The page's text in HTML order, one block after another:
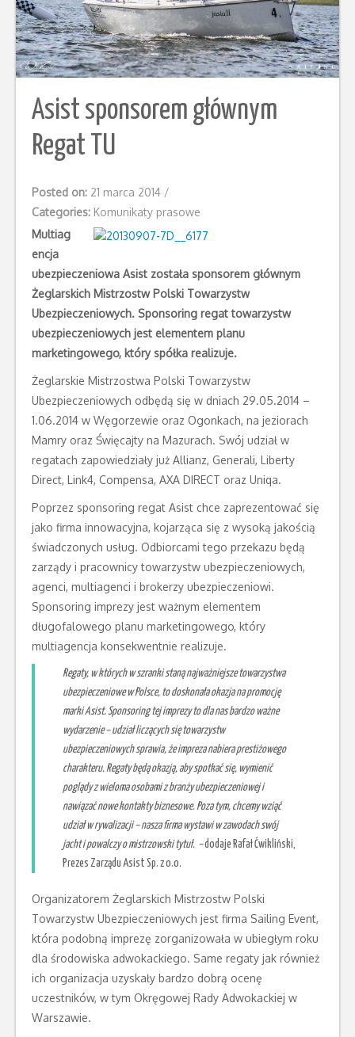
Asist sponsorem głównym
Regat TU
Posted on: 21 marca 2014 /
Categories: Komunikaty prasowe
Multiag
encja
ubezpieczeniowa Asist została sponsorem głównym
Żeglarskich Mistrzostw Polski Towarzystw
Ubezpieczeniowych. Sponsoring regat towarzystw
ubezpieczeniowych jest elementem planu
marketingowego, który spółka realizuje.
Żeglarskie Mistrzostwa Polski Towarzystw
Ubezpieczeniowych odbędą się w dniach 29.05.2014 –
1.06.2014 w Węgorzewie oraz Ogonkach, na jeziorach
Mamry oraz Święcajty na Mazurach. Swój udział w
regatach zapowiedziały już Allianz, Generali, Liberty
Direct, Link4, Compensa, AXA DIRECT oraz Uniqa.
Poprzez sponsoring regat Asist chce zaprezentować się
jako firma innowacyjna, kojarząca się z wysoką jakością
świadczonych usług. Odbiorcami tego przekazu będą
zarządy i pracownicy towarzystw ubezpieczeniowych,
agenci, multiagenci i brokerzy ubezpieczeniowi.
Sponsoring imprezy jest ważnym elementem
długofalowego planu marketingowego, który
multiagencja konsekwentnie realizuje.
Regaty, w których w szranki staną najważniejsze towarzystwa
ubezpieczeniowe w Polsce, to doskonała okazja na promocję
marki Asist. Sponsoring tej imprezy to dla nas bardzo ważne
wydarzenie – udział liczących się towarzystw
ubezpieczeniowych sprawia, że impreza nabiera prestiżowego
charakteru. Regaty będą okazją, aby spotkać się, wymienić
poglądy z wieloma osobami z branży ubezpieczeniowej i
nawiązać nowe kontakty biznesowe. Poza tym, chcemy wziąć
udział w rywalizacji – nasza firma wystawi w zawodach swój
jacht i powalczy o mistrzowski tytuł. –dodaje Rafał Ćwikliński,
Prezes Zarządu Asist Sp. z o.o.
Organizatorem Żeglarskich Mistrzostw Polski
Towarzystw Ubezpieczeniowych jest firma Sailing Event,
która podobną imprezę zorganizowała w ubiegłym roku
dla środowiska adwokackiego. Same regaty jak również
ich organizacja uzyskały bardzo dobrą ocenę
uczestników, w tym Okręgowej Rady Adwokackiej w
Warszawie.